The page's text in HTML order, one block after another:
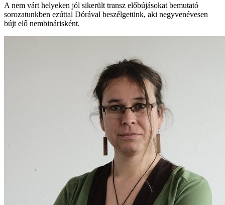
A nem várt helyeken jól sikerült transz előbújásokat bemutató
sorozatunkben ezúttal Dórával beszélgetünk, aki negyvenévesen
bújt elő nembinárisként.